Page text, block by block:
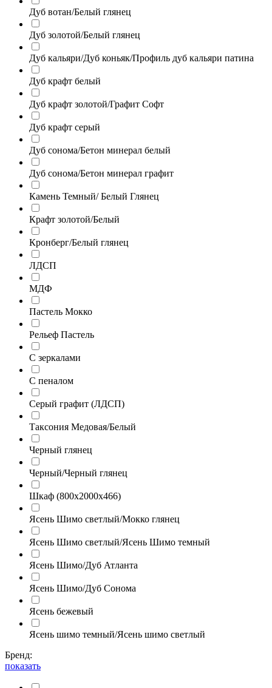
Дуб вотан/Белый глянец
Дуб золотой/Белый глянец
Дуб кальяри/Дуб коньяк/Профиль дуб кальяри патина
Дуб крафт белый
Дуб крафт золотой/Графит Софт
Дуб крафт серый
Дуб сонома/Бетон минерал белый
Дуб сонома/Бетон минерал графит
Камень Темный/ Белый Глянец
Крафт золотой/Белый
Кронберг/Белый глянец
ЛДСП
МДФ
Пастель Мокко
Рельеф Пастель
С зеркалами
С пеналом
Серый графит (ЛДСП)
Таксония Медовая/Белый
Черный глянец
Черный/Черный глянец
Шкаф (800х2000х466)
Ясень Шимо светлый/Мокко глянец
Ясень Шимо светлый/Ясень Шимо темный
Ясень Шимо/Дуб Атланта
Ясень Шимо/Дуб Сонома
Ясень бежевый
Ясень шимо темный/Ясень шимо светлый
Бренд:
показать